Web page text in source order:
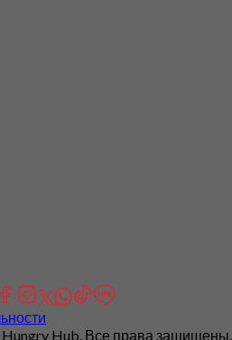
Hub. Все права защищены.